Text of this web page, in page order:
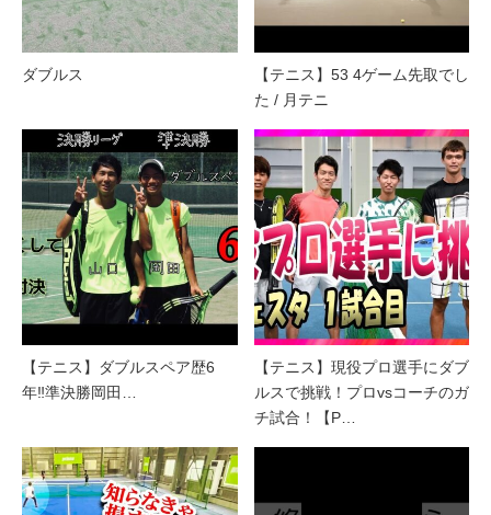
ダブルス
【テニス】53 4ゲーム先取でし
た / 月テニ
【テニス】ダブルスペア歴6
年‼️準決勝岡田…
【テニス】現役プロ選手にダブ
ルスで挑戦！プロvsコーチのガ
チ試合！【P…